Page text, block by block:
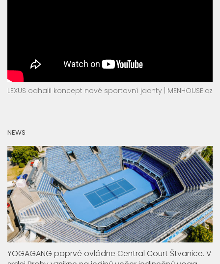
LEXUS odhalil koncept nové sportovní jachty | MENHOUSE.cz
NEWS
YOGAGANG poprvé ovládne Central Court Štvanice. V